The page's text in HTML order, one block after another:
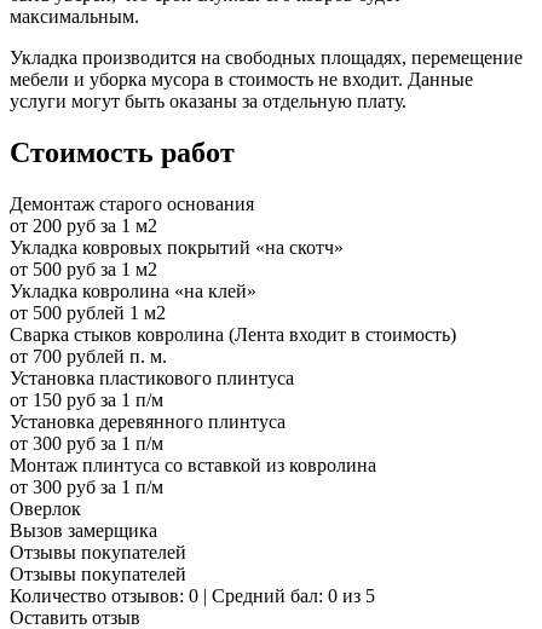
максимальным.
Укладка производится на свободных площадях, перемещение
мебели и уборка мусора в стоимость не входит. Данные
услуги могут быть оказаны за отдельную плату.
Стоимость работ
Демонтаж старого основания
от 200 руб за 1 м2
Укладка ковровых покрытий «на скотч»
от 500 руб за 1 м2
Укладка ковролина «на клей»
от 500 рублей 1 м2
Сварка стыков ковролина (Лента входит в стоимость)
от 700 рублей п. м.
Установка пластикового плинтуса
от 150 руб за 1 п/м
Установка деревянного плинтуса
от 300 руб за 1 п/м
Монтаж плинтуса со вставкой из ковролина
от 300 руб за 1 п/м
Оверлок
Вызов замерщика
Отзывы покупателей
Отзывы покупателей
Количество отзывов: 0 | Средний бал: 0 из 5
Оставить отзыв